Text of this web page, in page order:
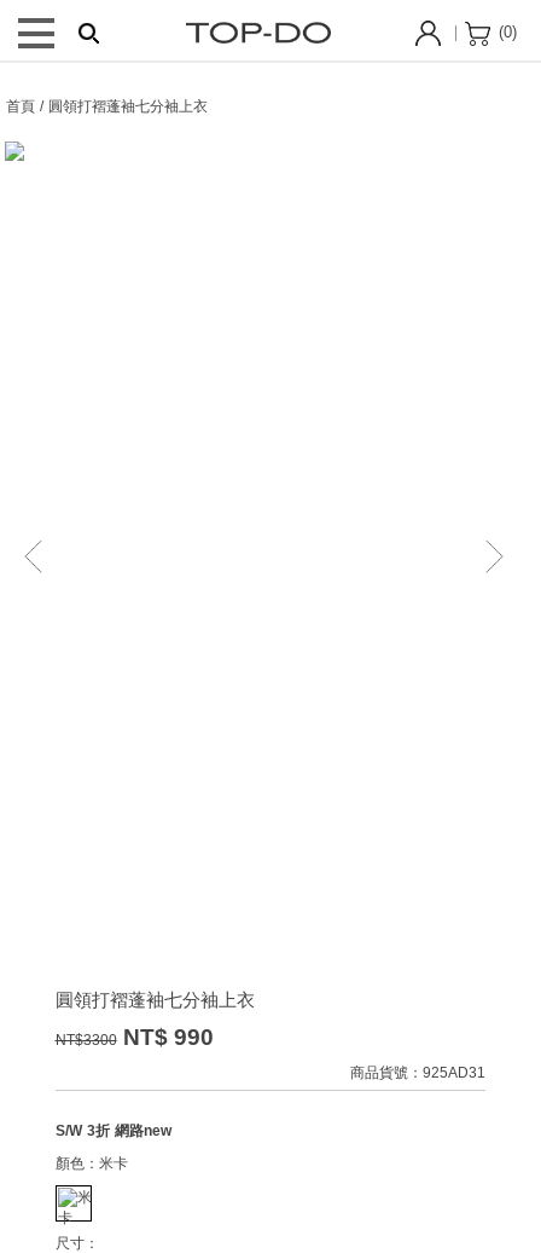
(0)
首頁 / 圓領打褶蓬袖七分袖上衣
圓領打褶蓬袖七分袖上衣
NT$3300 NT$ 990
商品貨號：925AD31
S/W 3折 網路new
顏色： 米卡
尺寸：